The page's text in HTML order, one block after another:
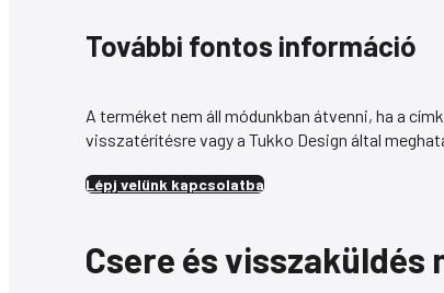
További fontos információ
A terméket nem áll módunkban átvenni, ha a
visszatérítésre vagy a Tukko Design által
Lépj velünk kapcsolatba
Csere és visszaküldés